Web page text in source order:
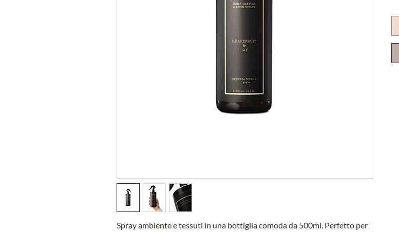
Spray ambiente e tessuti in una bottiglia comoda da 500ml. Perfetto per